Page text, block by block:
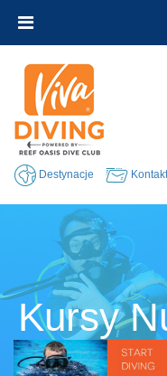
Destynacje Kontakt
Kursy